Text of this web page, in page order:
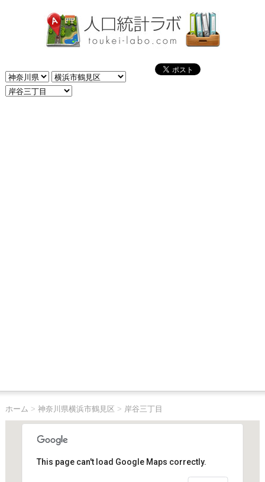
ホーム > 神奈川県横浜市鶴見区 > 岸谷三丁目
This page can't load Google Maps correctly.